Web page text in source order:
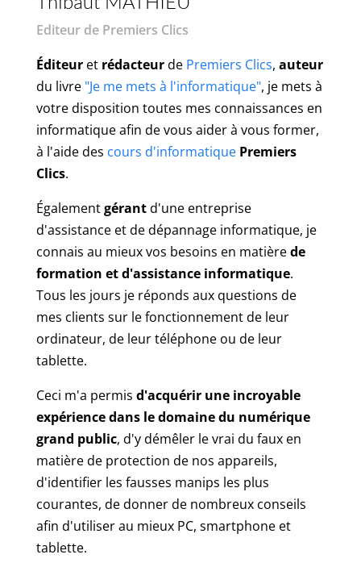
Editeur de Premiers Clics
Éditeuret rédacteurde Premiers Clics, auteur
du livre "Je me mets à l'informatique", je mets à
votre disposition toutes mes connaissances en
informatique afin de vous aider à vous former,
à l'aide des cours d'informatique Premiers
Clics.
Égalementgérantd'une entreprise
d'assistance et de dépannage informatique, je
connais au mieux vos besoins en matièrede
formation et d'assistance informatique.
Tous les jours je réponds aux questions de
mes clients sur le fonctionnement de leur
ordinateur, de leur téléphone ou de leur
tablette.
Ceci m'a permis d'acquérir une incroyable
expérience dans le domaine du numérique
grand public, d'y démêler le vrai du faux en
matière de protection de nos appareils,
d'identifier les fausses manips les plus
courantes, de donner de nombreux conseils
afin d'utiliser au mieux PC, smartphone et
tablette.